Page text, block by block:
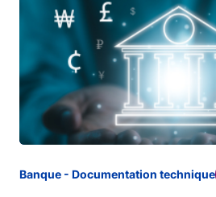
Banque - Documentation technique